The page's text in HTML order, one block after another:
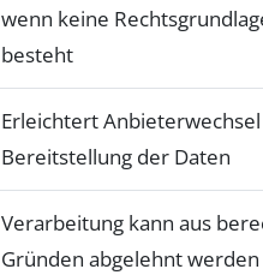
wenn keine
besteht
Erleichtert
Bereitstellung der Daten
Verarbeitung kann aus
Gründen abgelehnt werden